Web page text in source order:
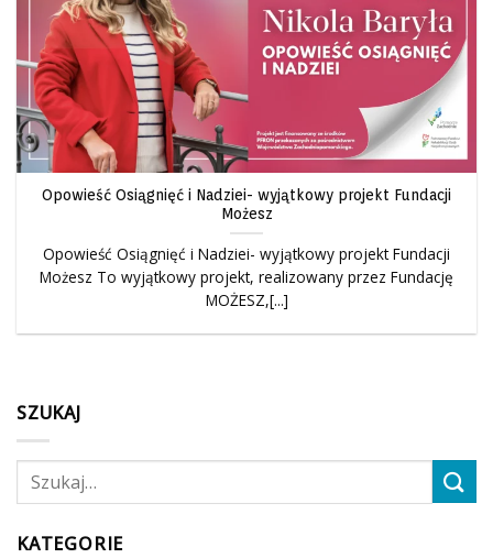
Opowieść Osiągnięć i Nadziei- wyjątkowy projekt Fundacji
Możesz
Opowieść Osiągnięć i Nadziei- wyjątkowy projekt Fundacji
Możesz To wyjątkowy projekt, realizowany przez Fundację
MOŻESZ,[...]
SZUKAJ
KATEGORIE